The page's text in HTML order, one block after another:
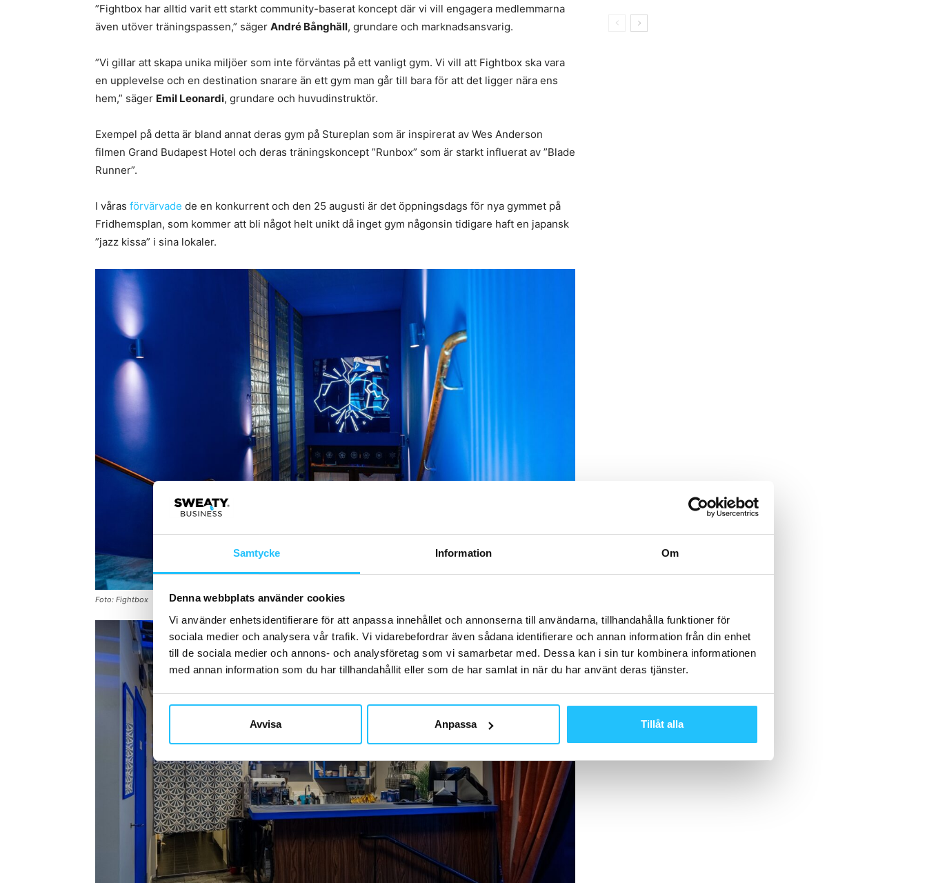
Samtycke Information Om
Denna webbplats använder cookies
Vi använder enhetsidentifierare för att anpassa innehållet och annonserna till användarna, tillhandahålla funktioner för
sociala medier och analysera vår trafik. Vi vidarebefordrar även sådana identifierare och annan information från din enhet
till de sociala medier och annons- och analysföretag som vi samarbetar med. Dessa kan i sin tur kombinera informationen
med annan information som du har tillhandahållit eller som de har samlat in när du har använt deras tjänster.
Avvisa Anpassa Tillåt alla
”Fightbox har alltid varit ett starkt community-baserat koncept där vi vill engagera medlemmarna
även utöver träningspassen,” säger André Bånghäll, grundare och marknadsansvarig.
”Vi gillar att skapa unika miljöer som inte förväntas på ett vanligt gym. Vi vill att Fightbox ska vara
en upplevelse och en destination snarare än ett gym man går till bara för att det ligger nära ens
hem,” säger Emil Leonardi, grundare och huvudinstruktör.
Exempel på detta är bland annat deras gym på Stureplan som är inspirerat av Wes Anderson
filmen Grand Budapest Hotel och deras träningskoncept ”Runbox” som är starkt influerat av ”Blade
Runner”.
I våras förvärvade de en konkurrent och den 25 augusti är det öppningsdags för nya gymmet på
Fridhemsplan, som kommer att bli något helt unikt då inget gym någonsin tidigare haft en japansk
”jazz kissa” i sina lokaler.
Foto: Fightbox